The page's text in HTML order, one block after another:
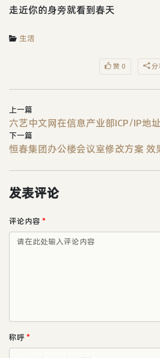
走近你的身旁就看到春天
生活
赞 0 分
上一篇
六艺中文网在信息产业部ICP/IP地
下一篇
恒春集团办公楼会议室修改方案 效
发表评论
评论内容 *
称呼*